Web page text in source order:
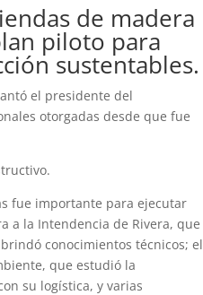
de madera
piloto para
sustentables.
el presidente del
otorgadas desde que fue
fue importante para ejecutar
a la Intendencia de Rivera, que
conocimientos técnicos; el
que estudió la
su logística, y varias